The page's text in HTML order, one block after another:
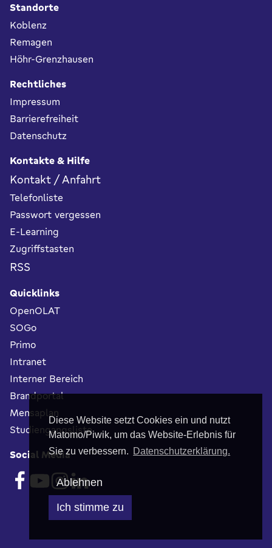
Diese Website setzt Cookies ein und nutzt
Matomo/Piwik, um das Website-Erlebnis für
Sie zu verbessern. Datenschutzerklärung.
Ablehnen
Ich stimme zu
Standorte
Koblenz
Remagen
Höhr-Grenzhausen
Rechtliches
Impressum
Barrierefreiheit
Datenschutz
Kontakte & Hilfe
Kontakt / Anfahrt
Telefonliste
Passwort vergessen
E-Learning
Zugriffstasten
RSS
Quicklinks
OpenOLAT
SOGo
Primo
Intranet
Interner Bereich
Brandportal
Mensaplan
Studiengangsliste
Social Media